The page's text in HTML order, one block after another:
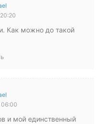
Как можно до такой
06:00
и мой единственный